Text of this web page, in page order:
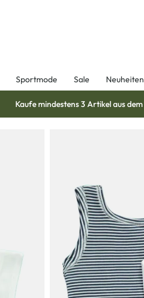
Sportmode Sale Neuheiten
Kaufe mindestens 3 Artikel aus dem